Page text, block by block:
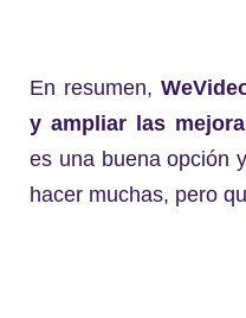
En resumen,
y ampliar las
es una buena opción
hacer muchas, pero